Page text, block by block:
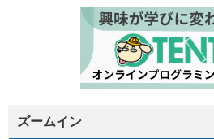
ズームイン